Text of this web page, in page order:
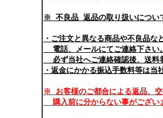
※ 不良品 返品の取り扱いにつ
・ご注文と異なる商品や不良品
電話、メールにてご連絡下さい
必ず当社へご連絡確認後、送
・返金にかかる振込手数料等は当
※ お客様のご都合による返品、
購入前に分からない事がござい